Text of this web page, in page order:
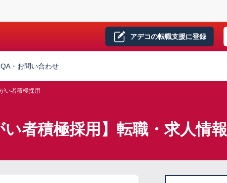
アデコの転職支援に登録
QA・お問い合わせ
い者積極採用
者積極採用】転職・求人情報